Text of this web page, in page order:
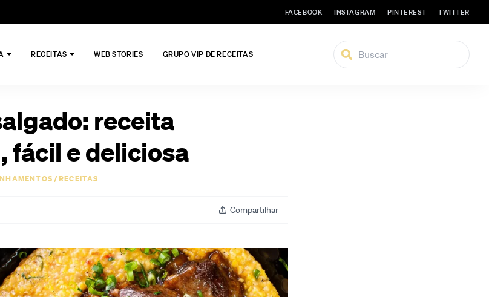
FACEBOOK INSTAGRAM PINTEREST TWITTER
RECEITAS WEB STORIES GRUPO VIP DE RECEITAS
receita
fácil e deliciosa
/RECEITAS
Compartilhar